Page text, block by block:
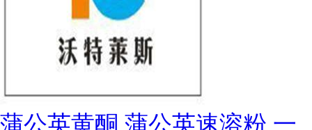
蒲公英黄酮 蒲公英速溶粉 一